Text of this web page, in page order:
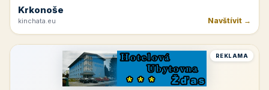
Krkonoše
kinchata.eu Navštívit →
REKLAMA